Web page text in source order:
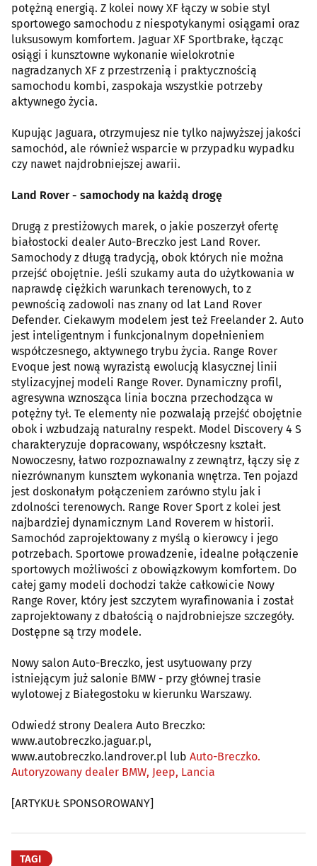
potężną energią. Z kolei nowy XF łączy w sobie styl
sportowego samochodu z niespotykanymi osiągami oraz
luksusowym komfortem. Jaguar XF Sportbrake, łącząc
osiągi i kunsztowne wykonanie wielokrotnie
nagradzanych XF z przestrzenią i praktycznością
samochodu kombi, zaspokaja wszystkie potrzeby
aktywnego życia.
Kupując Jaguara, otrzymujesz nie tylko najwyższej jakości
samochód, ale również wsparcie w przypadku wypadku
czy nawet najdrobniejszej awarii.
Land Rover - samochody na każdą drogę
Drugą z prestiżowych marek, o jakie poszerzył ofertę
białostocki dealer Auto-Breczko jest Land Rover.
Samochody z długą tradycją, obok których nie można
przejść obojętnie. Jeśli szukamy auta do użytkowania w
naprawdę ciężkich warunkach terenowych, to z
pewnością zadowoli nas znany od lat Land Rover
Defender. Ciekawym modelem jest też Freelander 2. Auto
jest inteligentnym i funkcjonalnym dopełnieniem
współczesnego, aktywnego trybu życia. Range Rover
Evoque jest nową wyrazistą ewolucją klasycznej linii
stylizacyjnej modeli Range Rover. Dynamiczny profil,
agresywna wznosząca linia boczna przechodząca w
potężny tył. Te elementy nie pozwalają przejść obojętnie
obok i wzbudzają naturalny respekt. Model Discovery 4 S
charakteryzuje dopracowany, współczesny kształt.
Nowoczesny, łatwo rozpoznawalny z zewnątrz, łączy się z
niezrównanym kunsztem wykonania wnętrza. Ten pojazd
jest doskonałym połączeniem zarówno stylu jak i
zdolności terenowych. Range Rover Sport z kolei jest
najbardziej dynamicznym Land Roverem w historii.
Samochód zaprojektowany z myślą o kierowcy i jego
potrzebach. Sportowe prowadzenie, idealne połączenie
sportowych możliwości z obowiązkowym komfortem. Do
całej gamy modeli dochodzi także całkowicie Nowy
Range Rover, który jest szczytem wyrafinowania i został
zaprojektowany z dbałością o najdrobniejsze szczegóły.
Dostępne są trzy modele.
Nowy salon Auto-Breczko, jest usytuowany przy
istniejącym już salonie BMW - przy głównej trasie
wylotowej z Białegostoku w kierunku Warszawy.
Odwiedź strony Dealera Auto Breczko:
www.autobreczko.jaguar.pl,
www.autobreczko.landrover.pl lub Auto-Breczko.
Autoryzowany dealer BMW, Jeep, Lancia
[ARTYKUŁ SPONSOROWANY]
TAGI